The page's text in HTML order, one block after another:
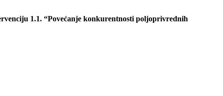
1.1. “Povećanje konkurentnosti poljoprivrednih